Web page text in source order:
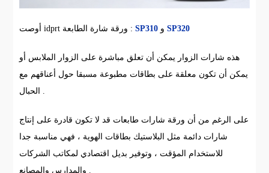
أوصت idprt ورقة شارة الطابعة :SP310 وSP320
هذه شارات الزوار يمكن أن تعلق مباشرة على الزوار الملابس أو
يمكن أن تكون معلقة على بطاقات مطبوعة مسبقا حول أعناقهم مع
الحبال .
على الرغم من أن ورقة شارات طابعات قد لا تكون قادرة على إنتاج
شارات دائمة مثل البلاستيك بطاقات الهوية ، فهي مناسبة جدا
للاستخدام المؤقت ، وتوفير بديل اقتصادي لمكاتب الشركات
والمدارس والمصانع .